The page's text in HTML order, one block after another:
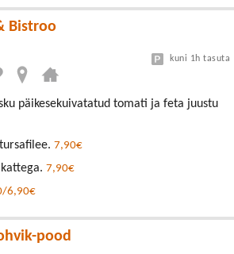
Bistroo
kuni 1h tasuta
päikesekuivatatud tomati ja feta juustu
7,90€
7,90€
6,90€
pood